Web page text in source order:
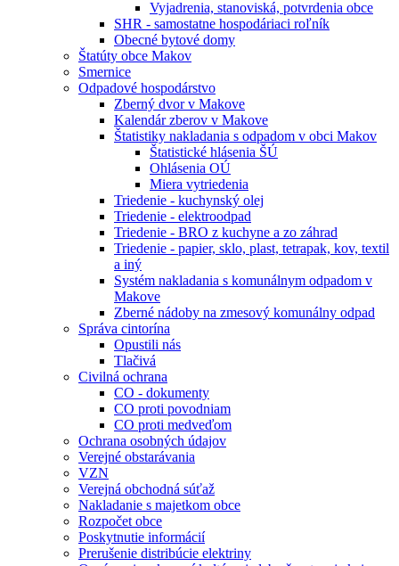
Vyjadrenia, stanoviská, potvrdenia obce
SHR - samostatne hospodáriaci roľník
Obecné bytové domy
Štatúty obce Makov
Smernice
Odpadové hospodárstvo
Zberný dvor v Makove
Kalendár zberov v Makove
Štatistiky nakladania s odpadom v obci Makov
Štatistické hlásenia ŠÚ
Ohlásenia OÚ
Miera vytriedenia
Triedenie - kuchynský olej
Triedenie - elektroodpad
Triedenie - BRO z kuchyne a zo záhrad
Triedenie - papier, sklo, plast, tetrapak, kov, textil
a iný
Systém nakladania s komunálnym odpadom v
Makove
Zberné nádoby na zmesový komunálny odpad
Správa cintorína
Opustili nás
Tlačivá
Civilná ochrana
CO - dokumenty
CO proti povodniam
CO proti medveďom
Ochrana osobných údajov
Verejné obstarávania
VZN
Verejná obchodná súťaž
Nakladanie s majetkom obce
Rozpočet obce
Poskytnutie informácií
Prerušenie distribúcie elektriny